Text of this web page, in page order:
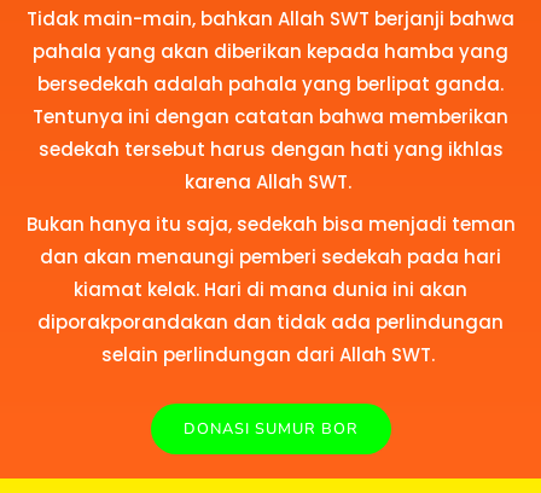
Tidak main-main, bahkan Allah SWT berjanji bahwa
pahala yang akan diberikan kepada hamba yang
bersedekah adalah pahala yang berlipat ganda.
Tentunya ini dengan catatan bahwa memberikan
sedekah tersebut harus dengan hati yang ikhlas
karena Allah SWT.
Bukan hanya itu saja, sedekah bisa menjadi teman
dan akan menaungi pemberi sedekah pada hari
kiamat kelak. Hari di mana dunia ini akan
diporakporandakan dan tidak ada perlindungan
selain perlindungan dari Allah SWT.
DONASI SUMUR BOR